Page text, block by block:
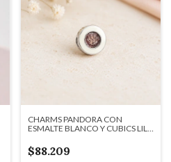
CHARMS PANDORA CON
ESMALTE BLANCO Y CUBICS LILA
$88.209